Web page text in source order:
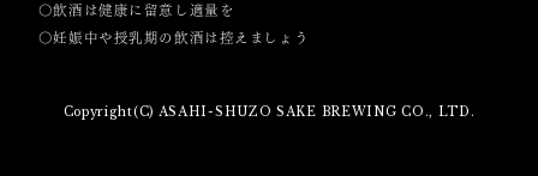
〇飲酒は健康に留意し適量を
〇妊娠中や授乳期の飲酒は控えましょう
Copyright(C) ASAHI-SHUZO SAKE BREWING CO., LTD.